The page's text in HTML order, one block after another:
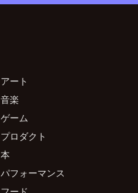
アート
音楽
ゲーム
プロダクト
本
パフォーマンス